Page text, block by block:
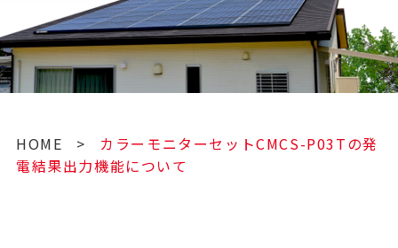
HOME >
カラーモニターセットCMCS-P03Tの発
電結果出力機能について